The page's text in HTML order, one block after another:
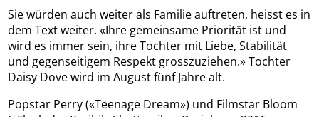
Sie würden auch weiter als Familie auftreten, heisst es in
dem Text weiter. «Ihre gemeinsame Priorität ist und
wird es immer sein, ihre Tochter mit Liebe, Stabilität
und gegenseitigem Respekt grosszuziehen.» Tochter
Daisy Dove wird im August fünf Jahre alt.
Popstar Perry («Teenage Dream») und Filmstar Bloom